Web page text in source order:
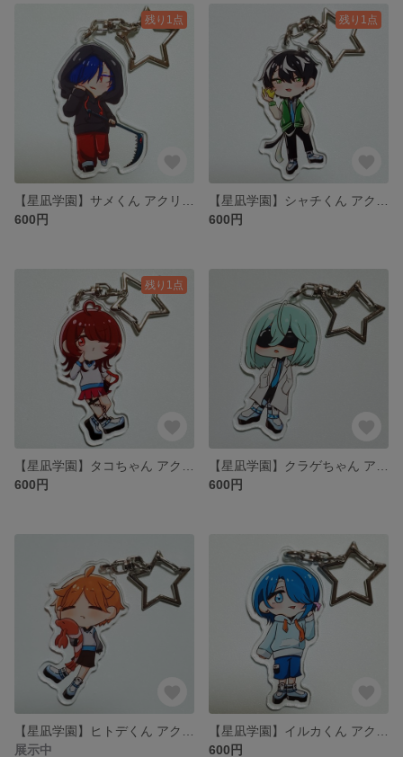
残り1点
600円
残り1点
600円
残り1点
600円
600円
展示中
600円